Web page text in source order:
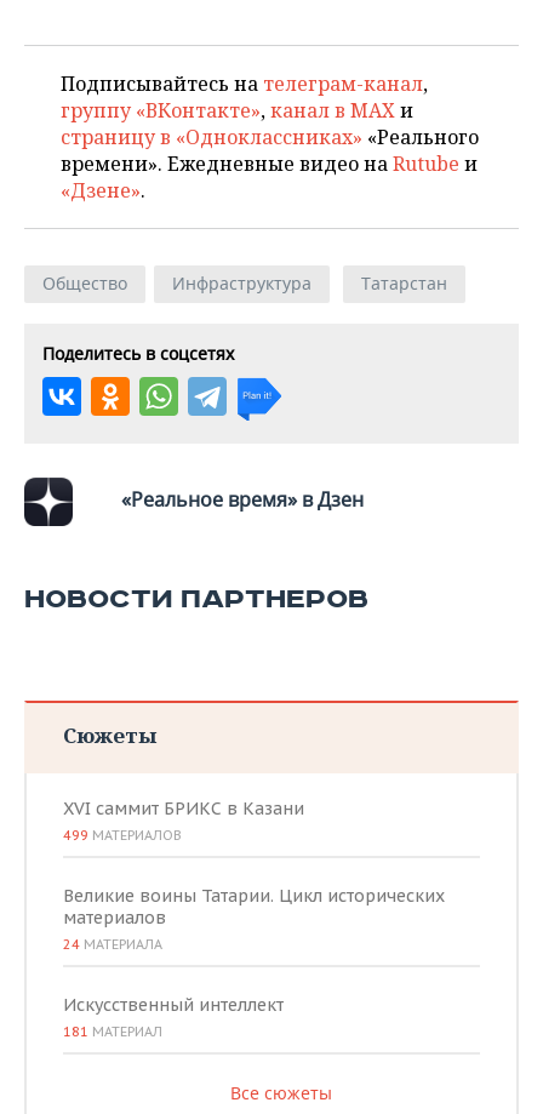
Подписывайтесь на телеграм-канал,
группу «ВКонтакте»,канал в MAXи
страницу в «Одноклассниках» «Реального
времени». Ежедневные видео наRutube и
«Дзене».
Общество Инфраструктура Татарстан
Поделитесь в соцсетях
«Реальное время» в Дзен
НОВОСТИ ПАРТНЕРОВ
Сюжеты
XVI саммит БРИКС в Казани
499 МАТЕРИАЛОВ
Великие воины Татарии. Цикл исторических
материалов
24 МАТЕРИАЛА
Искусственный интеллект
181 МАТЕРИАЛ
Все сюжеты